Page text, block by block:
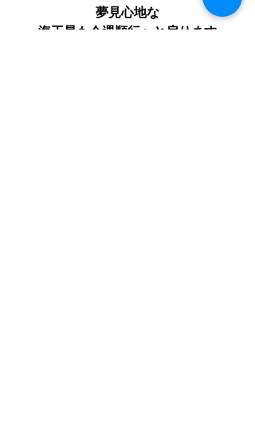
夢見心地な
海王星も今週順行へと戻ります